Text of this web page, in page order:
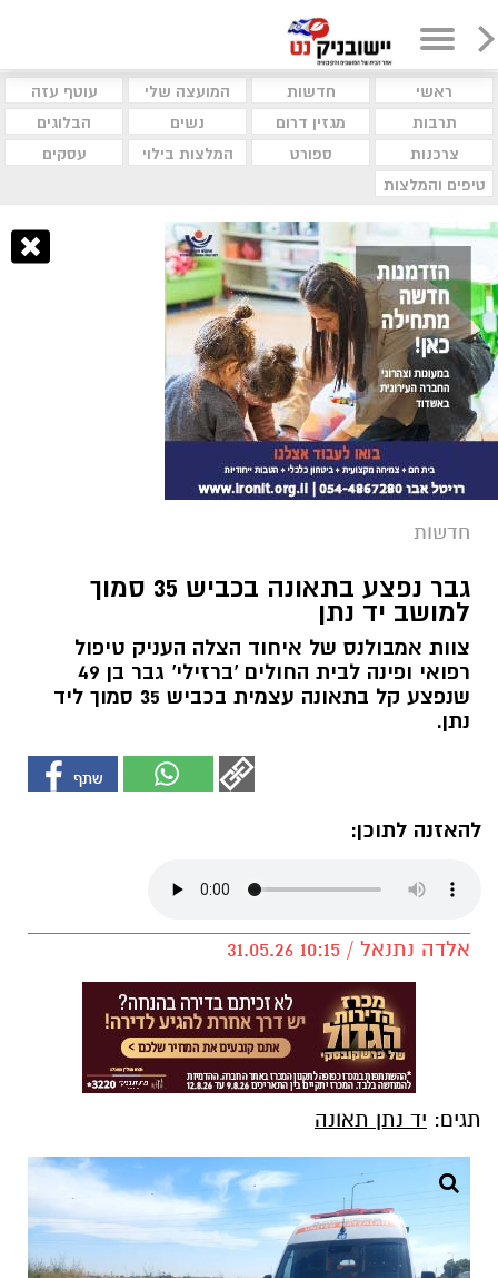
ראשי חדשות המועצה שלי
עוטף עזה
תרבות
מגזין דרום נשים
הבלוגים
צרכנות
ספורט המלצות בילוי
עסקים
טיפים והמלצות
חדשות
גבר נפצע בתאונה בכביש 35 סמוך
למושב יד נתן
צוות אמבולנס של איחוד הצלה העניק טיפול
רפואי ופינה לבית החולים 'ברזילי' גבר בן 49
שנפצע קל בתאונה עצמית בכביש 35 סמוך ליד
נתן.
להאזנה לתוכן:
אלדה נתנאל / 10:15 31.05.26
תגים: יד נתן תאונה